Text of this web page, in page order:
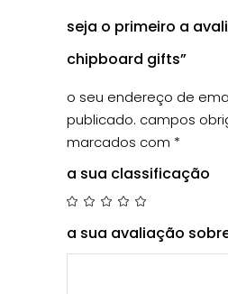
seja o primeiro a
chipboard gifts”
o seu endereço de
publicado. campos
marcados com *
a sua classificação
a sua avaliação